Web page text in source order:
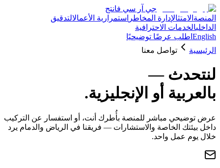
جي آر سي فانتج
المنصة الامتثالإدارة المخاطر استمرارية الأعمالالتدقيق
الداخليالخدمات الاحترافية
English اطلب عرضًا توضيحيًا
الرئيسية
تواصل معنا
لنتحدث —
بالعربية أو الإنجليزية.
عرض توضيحي مباشر للمنصة بأُطرك أنت، أو استفسار عن التركيب
داخل بيئتك الخاصة والاستشارات — فريقنا في الرياض والدمام يرد
خلال يوم عمل واحد.